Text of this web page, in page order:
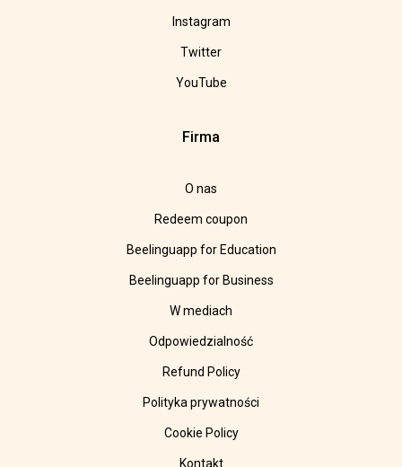
Instagram
Twitter
YouTube
Firma
O nas
Redeem coupon
Beelinguapp for Education
Beelinguapp for Business
W mediach
Odpowiedzialność
Refund Policy
Polityka prywatności
Cookie Policy
Kontakt